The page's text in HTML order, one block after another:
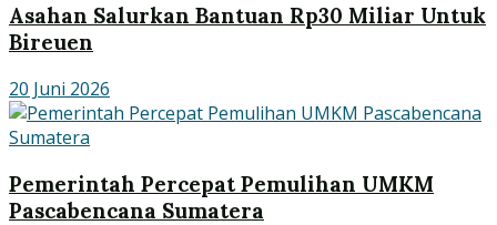
Asahan Salurkan Bantuan Rp30 Miliar Untuk
Bireuen
20 Juni 2026
Pemerintah Percepat Pemulihan UMKM
Pascabencana Sumatera